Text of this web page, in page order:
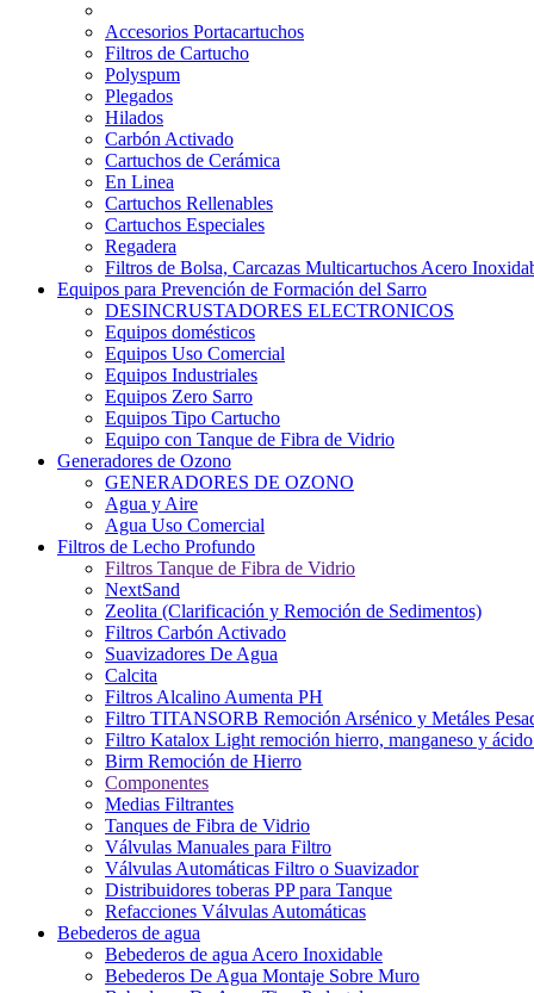
Accesorios Portacartuchos
Filtros de Cartucho
Polyspum
Plegados
Hilados
Carbón Activado
Cartuchos de Cerámica
En Linea
Cartuchos Rellenables
Cartuchos Especiales
Regadera
Filtros de Bolsa, Carcazas Multicartuchos Acero
Equipos para Prevención de Formación del Sarro
DESINCRUSTADORES ELECTRONICOS
Equipos domésticos
Equipos Uso Comercial
Equipos Industriales
Equipos Zero Sarro
Equipos Tipo Cartucho
Equipo con Tanque de Fibra de Vidrio
Generadores de Ozono
GENERADORES DE OZONO
Agua y Aire
Agua Uso Comercial
Filtros de Lecho Profundo
Filtros Tanque de Fibra de Vidrio
NextSand
Zeolita (Clarificación y Remoción de Sedimentos)
Filtros Carbón Activado
Suavizadores De Agua
Calcita
Filtros Alcalino Aumenta PH
Filtro TITANSORB Remoción Arsénico y Metáles
Filtro Katalox Light remoción hierro, manganeso y
Birm Remoción de Hierro
Componentes
Medias Filtrantes
Tanques de Fibra de Vidrio
Válvulas Manuales para Filtro
Válvulas Automáticas Filtro o Suavizador
Distribuidores toberas PP para Tanque
Refacciones Válvulas Automáticas
Bebederos de agua
Bebederos de agua Acero Inoxidable
Bebederos De Agua Montaje Sobre Muro